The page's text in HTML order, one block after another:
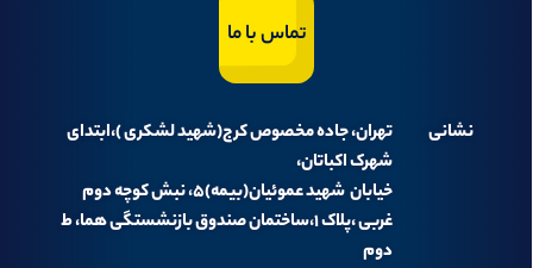
تماس با ما
نشانی
تهران، جاده مخصوص کرج(شهید لشکری )،ابتدای
شهرک اکباتان،
خیابان شهید عموئیان(بیمه)۵، نبش کوچه دوم
غربی ،پلاک ۱،ساختمان صندوق بازنشستگی هما، ط
دوم